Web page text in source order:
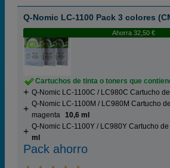
Q-Nomic LC-1100 Pack 3 colores
Ahorra 32,50 €
Cartuchos de tinta o toners que
Q-Nomic LC-1100C / LC980C Cartucho
Q-Nomic LC-1100M / LC980M Cartucho
magenta 10,6 ml
Q-Nomic LC-1100Y / LC980Y Cartucho
ml
Pack ahorro